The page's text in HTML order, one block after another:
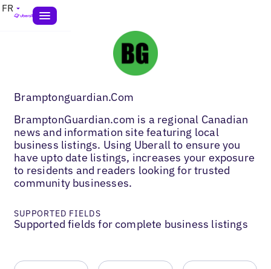
FR
Bramptonguardian.Com
BramptonGuardian.com is a regional Canadian
news and information site featuring local
business listings. Using Uberall to ensure you
have upto date listings, increases your exposure
to residents and readers looking for trusted
community businesses.
SUPPORTED FIELDS
Supported fields for complete business listings